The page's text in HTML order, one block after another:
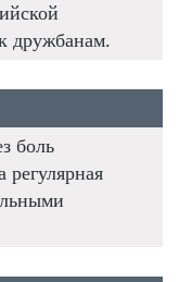
дружбанам.
боль